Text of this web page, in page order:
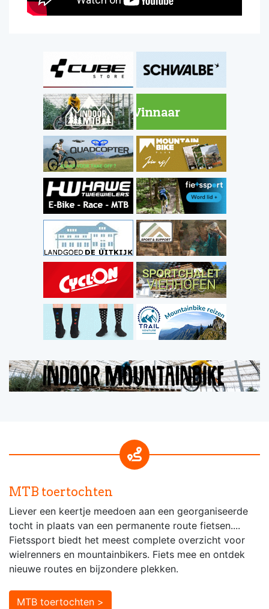
MTB toertochten
Liever een keertje meedoen aan een georganiseerde
tocht in plaats van een permanente route fietsen....
Fietssport biedt het meest complete overzicht voor
wielrenners en mountainbikers. Fiets mee en ontdek
nieuwe routes en bijzondere plekken.
MTB toertochten >